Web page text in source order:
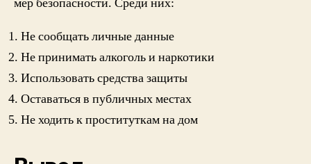
Не сообщать личные данные
Не принимать алкоголь и наркотики
Использовать средства защиты
Оставаться в публичных местах
Не ходить к проституткам на дом